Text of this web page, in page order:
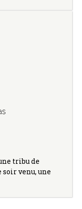
tribu de
venu, une